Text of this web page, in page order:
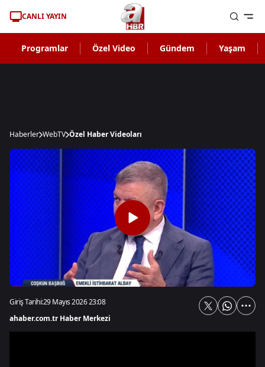
CANLI YAYIN
Programlar Özel Video Gündem Yaşam
Haberler WebTV Özel Haber Videoları
Giriş Tarihi:29 Mayıs 2026 23:08
ahaber.com.tr Haber Merkezi